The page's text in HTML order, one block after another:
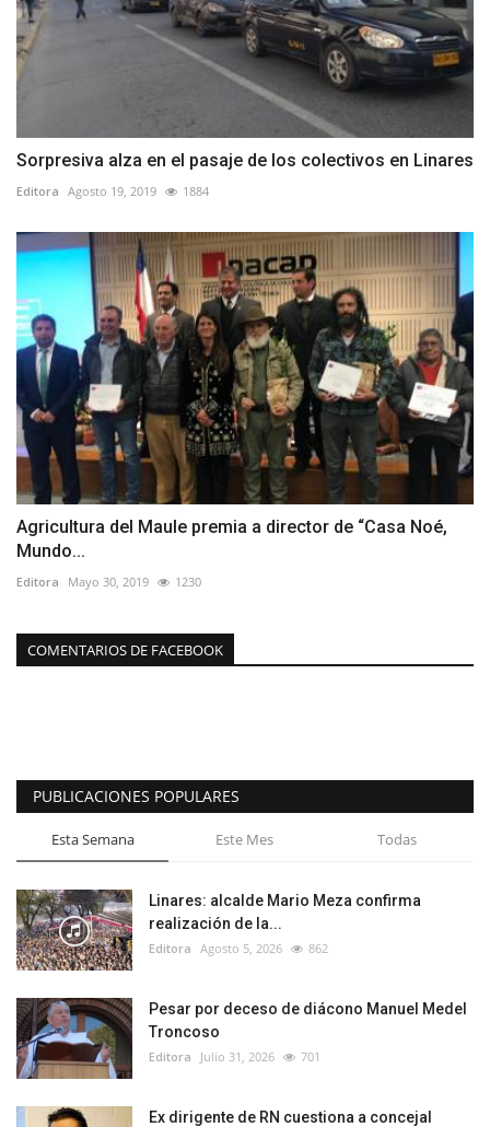
Sorpresiva alza en el pasaje de los colectivos en Linares
Editora Agosto 19, 2019 1884
Agricultura del Maule premia a director de “Casa Noé,
Mundo...
Editora Mayo 30, 2019 1230
COMENTARIOS DE FACEBOOK
PUBLICACIONES POPULARES
Esta Semana Este Mes Todas
Linares: alcalde Mario Meza confirma
realización de la...
Editora Agosto 5, 2026 862
Pesar por deceso de diácono Manuel Medel
Troncoso
Editora Julio 31, 2026 701
Ex dirigente de RN cuestiona a concejal